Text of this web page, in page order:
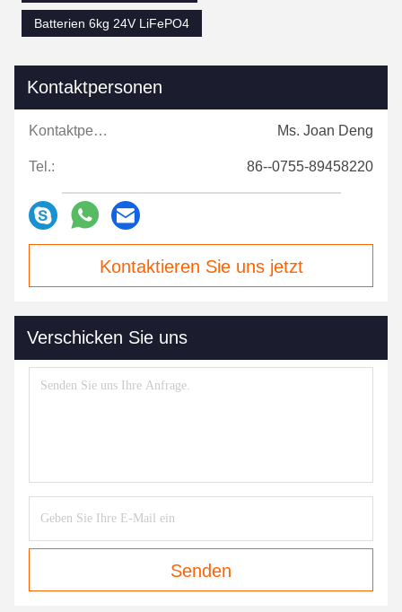
Batterien 6kg 24V LiFePO4
Kontaktpersonen
Kontaktpersonen: Ms. Joan Deng
Tel.: 86--0755-89458220
Kontaktieren Sie uns jetzt
Verschicken Sie uns
Senden